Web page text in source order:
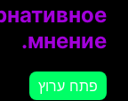
мнение.
פתח ערוץ